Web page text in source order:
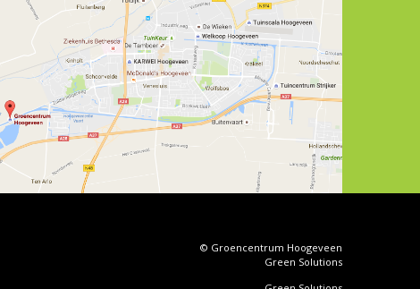
© Groencentrum Hoogeveen
Green Solutions